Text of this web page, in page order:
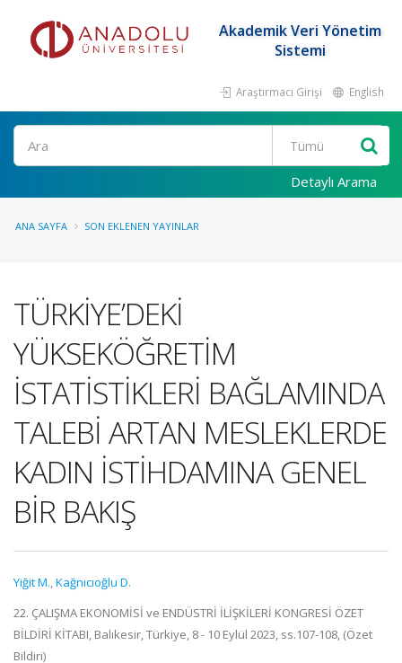
Akademik Veri Yönetim
Sistemi
Araştırmacı Girişi English
Ara
Detaylı Arama
ANA SAYFA SON EKLENEN YAYINLAR
TÜRKİYE’DEKİ
YÜKSEKÖĞRETİM
İSTATİSTİKLERİ BAĞLAMINDA
TALEBİ ARTAN MESLEKLERDE
KADIN İSTİHDAMINA GENEL
BİR BAKIŞ
Yiğit M.,Kağnıcıoğlu D.
22. ÇALIŞMA EKONOMİSİ ve ENDÜSTRİ İLİŞKİLERİ KONGRESİ ÖZET
BİLDİRİ KİTABI, Balıkesir, Türkiye, 8 - 10 Eylül 2023, ss.107-108, (Özet
Bildiri)